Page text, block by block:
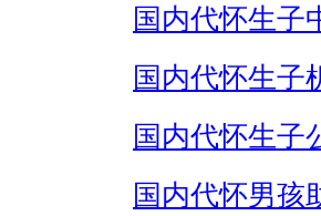
国内代怀生子
国内代怀生子
国内代怀生子
国内代怀男孩